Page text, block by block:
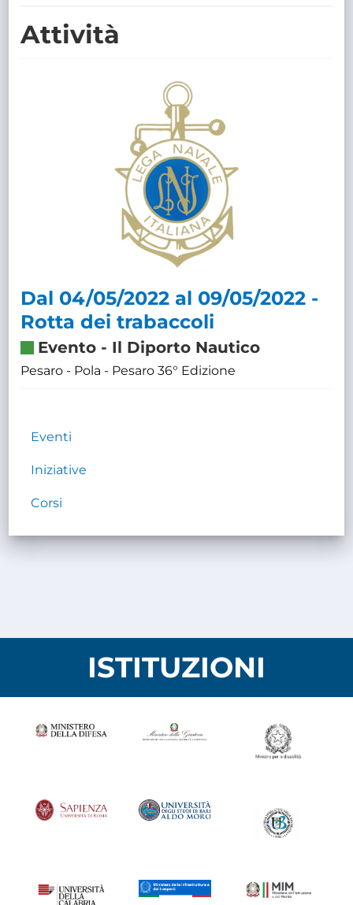
Attività
Dal 04/05/2022 al 09/05/2022 -
Rotta dei trabaccoli
Evento - Il Diporto Nautico
Pesaro - Pola - Pesaro 36° Edizione
Eventi
Iniziative
Corsi
ISTITUZIONI